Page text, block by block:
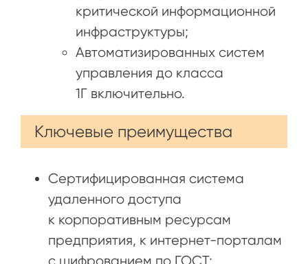
критической информационной
инфраструктуры;
Автоматизированных систем
управления до класса
1Г включительно.
Ключевые преимущества
Сертифицированная система
удаленного доступа
к корпоративным ресурсам
предприятия, к интернет-порталам